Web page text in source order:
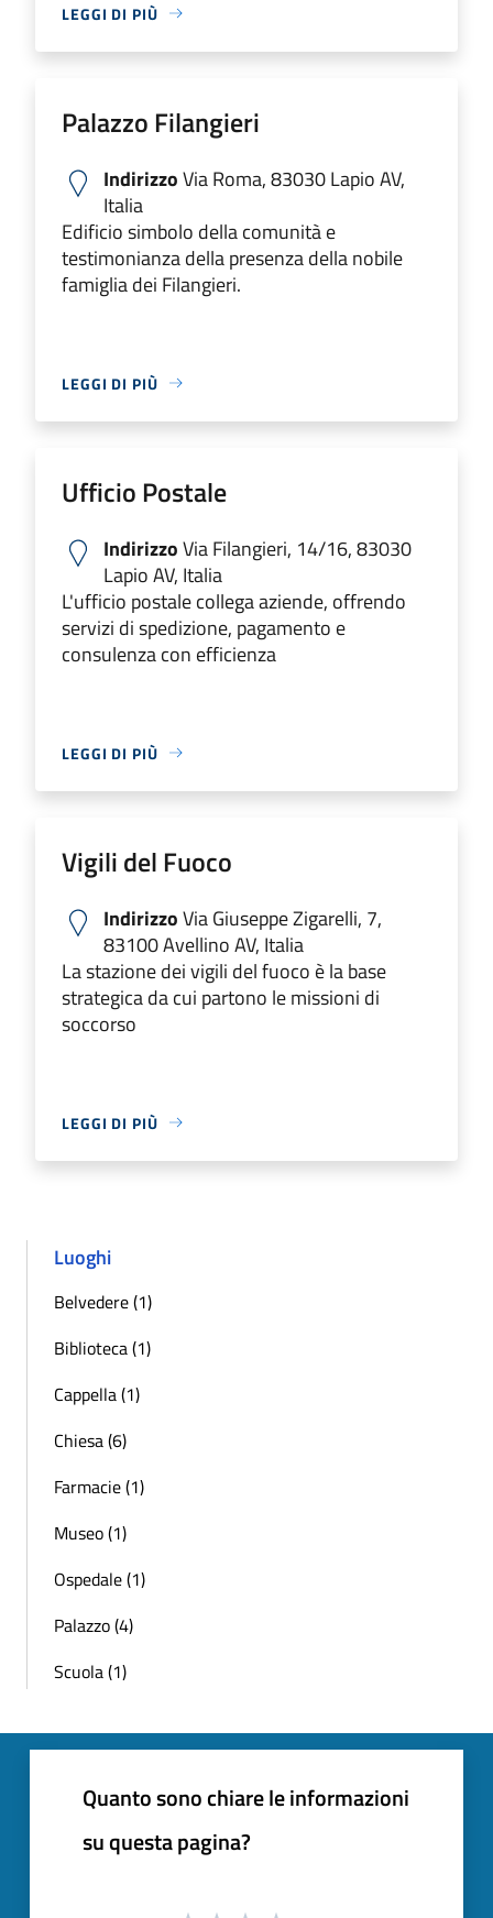
LEGGI DI PIÙ
Palazzo Filangieri
IndirizzoVia Roma, 83030 Lapio AV,
Italia
Edificio simbolo della comunità e
testimonianza della presenza della nobile
famiglia dei Filangieri.
LEGGI DI PIÙ
Ufficio Postale
IndirizzoVia Filangieri, 14/16, 83030
Lapio AV, Italia
L'ufficio postale collega aziende, offrendo
servizi di spedizione, pagamento e
consulenza con efficienza
LEGGI DI PIÙ
Vigili del Fuoco
IndirizzoVia Giuseppe Zigarelli, 7,
83100 Avellino AV, Italia
La stazione dei vigili del fuoco è la base
strategica da cui partono le missioni di
soccorso
LEGGI DI PIÙ
Luoghi
Belvedere (1)
Biblioteca (1)
Cappella (1)
Chiesa (6)
Farmacie (1)
Museo (1)
Ospedale (1)
Palazzo (4)
Scuola (1)
Quanto sono chiare le informazioni
su questa pagina?